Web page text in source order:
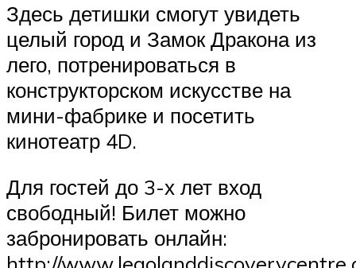
Здесь детишки смогут увидеть
целый город и Замок Дракона из
лего, потренироваться в
конструкторском искусстве на
мини-фабрике и посетить
кинотеатр 4D.
Для гостей до 3-х лет вход
свободный! Билет можно
забронировать онлайн: